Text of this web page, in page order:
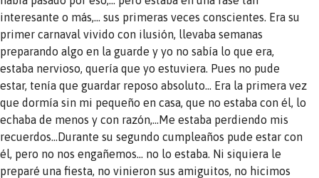
interesante o más,… sus primeras veces conscientes. Era su
primer carnaval vivido con ilusión, llevaba semanas
preparando algo en la guarde y yo no sabía lo que era,
estaba nervioso, quería que yo estuviera. Pues no pude
estar, tenía que guardar reposo absoluto… Era la primera vez
que dormía sin mi pequeño en casa, que no estaba con él, lo
echaba de menos y con razón,…Me estaba perdiendo mis
recuerdos…Durante su segundo cumpleaños pude estar con
él, pero no nos engañemos… no lo estaba. Ni siquiera le
preparé una fiesta, no vinieron sus amiguitos, no hicimos